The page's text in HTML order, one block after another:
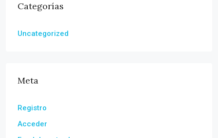
Categorías
Uncategorized
Meta
Registro
Acceder